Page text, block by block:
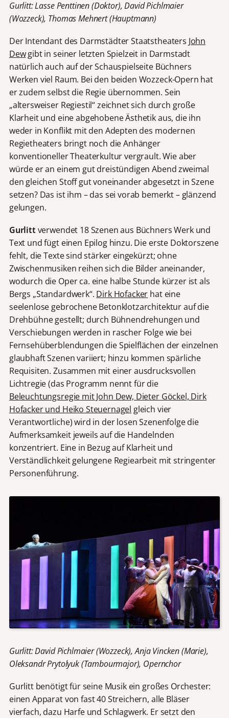
Gurlitt: Lasse Penttinen (Doktor), David Pichlmaier
(Wozzeck), Thomas Mehnert (Hauptmann)
Der Intendant des Darmstädter Staatstheaters John
Dewgibt in seiner letzten Spielzeit in Darmstadt
natürlich auch auf der Schauspielseite Büchners
Werken viel Raum. Bei den beiden Wozzeck-Opern hat
er zudem selbst die Regie übernommen. Sein
„altersweiser Regiestil“ zeichnet sich durch große
Klarheit und eine abgehobene Ästhetik aus, die ihn
weder in Konflikt mit den Adepten des modernen
Regietheaters bringt noch die Anhänger
konventioneller Theaterkultur vergrault. Wie aber
würde er an einem gut dreistündigen Abend zweimal
den gleichen Stoff gut voneinander abgesetzt in Szene
setzen? Das ist ihm – das sei vorab bemerkt – glänzend
gelungen.
Gurlittverwendet 18 Szenen aus Büchners Werk und
Text und fügt einen Epilog hinzu. Die erste Doktorszene
fehlt, die Texte sind stärker eingekürzt; ohne
Zwischenmusiken reihen sich die Bilder aneinander,
wodurch die Oper ca. eine halbe Stunde kürzer ist als
Bergs „Standardwerk“. Dirk Hofacker hat eine
seelenlose gebrochene Betonklotzarchitektur auf die
Drehbühne gestellt; durch Bühnendrehungen und
Verschiebungen werden in rascher Folge wie bei
Fernsehüberblendungen die Spielflächen der einzelnen
glaubhaft Szenen variiert; hinzu kommen spärliche
Requisiten. Zusammen mit einer ausdrucksvollen
Lichtregie (das Programm nennt für die
Beleuchtungsregie mit John Dew, Dieter Göckel, Dirk
Hofacker und Heiko Steuernagel gleich vier
Verantwortliche) wird in der losen Szenenfolge die
Aufmerksamkeit jeweils auf die Handelnden
konzentriert. Eine in Bezug auf Klarheit und
Verständlichkeit gelungene Regiearbeit mit stringenter
Personenführung.
Gurlitt: David Pichlmaier (Wozzeck), Anja Vincken (Marie),
Oleksandr Prytolyuk (Tambourmajor), Opernchor
Gurlitt benötigt für seine Musik ein großes Orchester:
einen Apparat von fast 40 Streichern, alle Bläser
vierfach, dazu Harfe und Schlagwerk. Er setzt den